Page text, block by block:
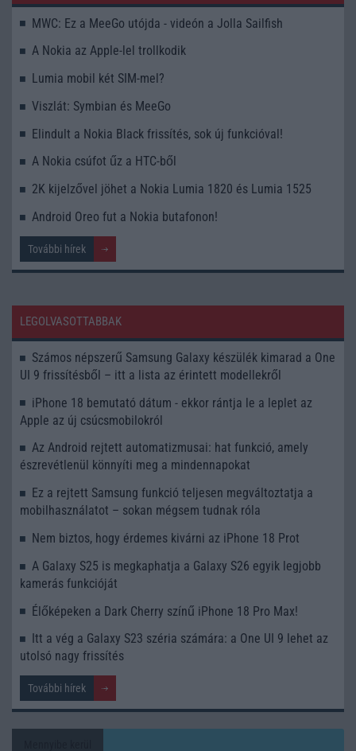
MWC: Ez a MeeGo utójda - videón a Jolla Sailfish
A Nokia az Apple-lel trollkodik
Lumia mobil két SIM-mel?
Viszlát: Symbian és MeeGo
Elindult a Nokia Black frissítés, sok új funkcióval!
A Nokia csúfot űz a HTC-ből
2K kijelzővel jöhet a Nokia Lumia 1820 és Lumia 1525
Android Oreo fut a Nokia butafonon!
További hírek
LEGOLVASOTTABBAK
Számos népszerű Samsung Galaxy készülék kimarad a One
UI 9 frissítésből – itt a lista az érintett modellekről
iPhone 18 bemutató dátum - ekkor rántja le a leplet az
Apple az új csúcsmobilokról
Az Android rejtett automatizmusai: hat funkció, amely
észrevétlenül könnyíti meg a mindennapokat
Ez a rejtett Samsung funkció teljesen megváltoztatja a
mobilhasználatot – sokan mégsem tudnak róla
Nem biztos, hogy érdemes kivárni az iPhone 18 Prot
A Galaxy S25 is megkaphatja a Galaxy S26 egyik legjobb
kamerás funkcióját
Élőképeken a Dark Cherry színű iPhone 18 Pro Max!
Itt a vég a Galaxy S23 széria számára: a One UI 9 lehet az
utolsó nagy frissítés
További hírek